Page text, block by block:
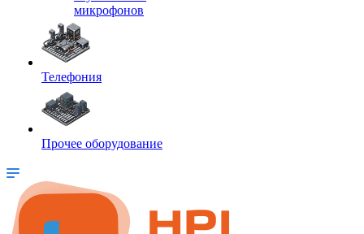
микрофонов
Телефония
Прочее оборудование